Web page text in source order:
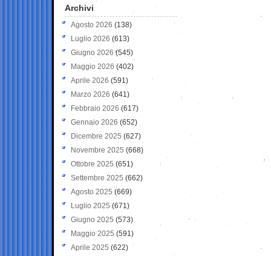
Archivi
Agosto 2026 (138)
Luglio 2026 (613)
Giugno 2026 (545)
Maggio 2026 (402)
Aprile 2026 (591)
Marzo 2026 (641)
Febbraio 2026 (617)
Gennaio 2026 (652)
Dicembre 2025 (627)
Novembre 2025 (668)
Ottobre 2025 (651)
Settembre 2025 (662)
Agosto 2025 (669)
Luglio 2025 (671)
Giugno 2025 (573)
Maggio 2025 (591)
Aprile 2025 (622)